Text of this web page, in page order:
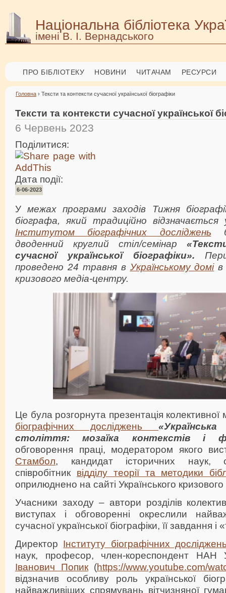
Національна бібліотека
імені В. І. Вернадського
ПРО БІБЛІОТЕКУ НОВИНИ ЧИТАЧАМ РЕСУРСИ
Головна › Тексти та контексти сучасної української біографіки
Тексти та контексти сучасної української
6 Червень 2023
Поділитися:
Дата події:
6-06-2023
У межах програми заходів Тижня
біографа, який традиційно
Інститутом біографічних досліджень
дводенний круглий стіл/семінар
сучасної української біографіки».
проведено 24 травня в Українському домів
кризового медіа-центру.
Це була розгорнута презентація колективної
біографічних досліджень
століття: мозаїка контекстів і
обговорення праці, модератором якого
Стамбол, кандидат історичних наук,
співробітник відділу теорії та методики
оприлюднено на сайті Українського
Учасники заходу – автори розділів
виступах і обговоренні окреслили
сучасної української біографіки, її завдання
Директор Інституту біографічних
наук, професор, член-кореспондент НАН
Іванович Попик(https://www.youtube.com/
відзначив особливу роль української
найважливіших спрямувань вітчизняної